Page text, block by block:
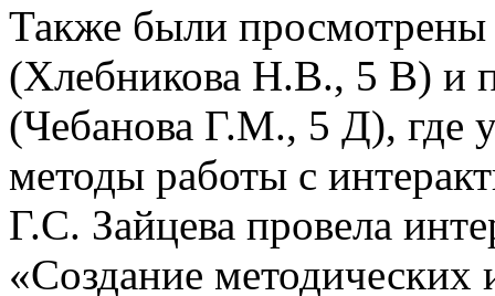
Также были
(Хлебникова Н.В., 5 В) и
(Чебанова Г.М., 5 Д), где
методы работы с
Г.С. Зайцева провела
«Создание